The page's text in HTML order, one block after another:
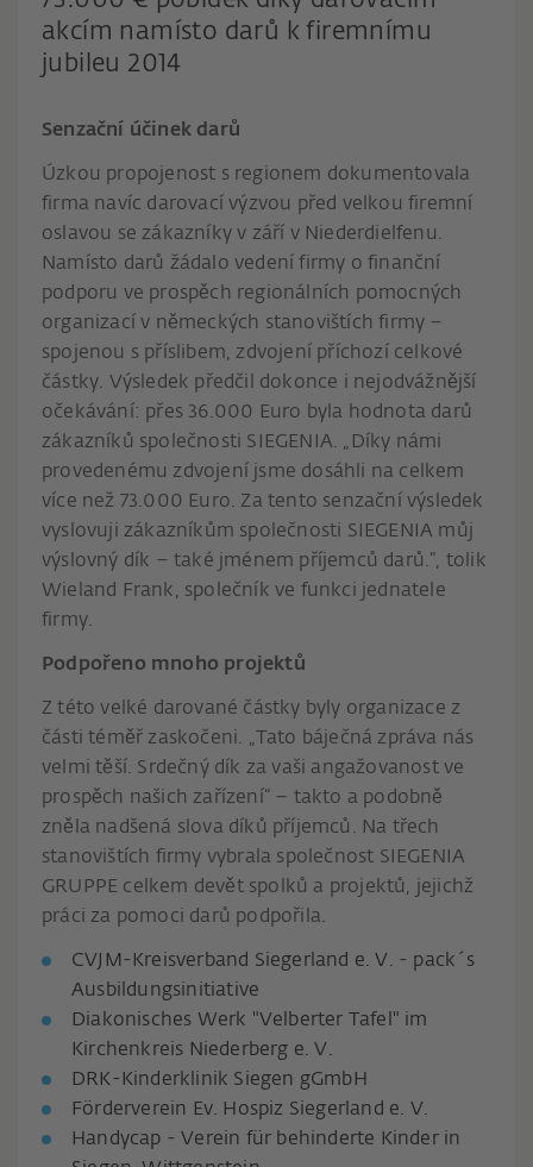
akcím namísto darů k firemnímu
jubileu 2014
Senzační účinek darů
Úzkou propojenost s regionem dokumentovala
firma navíc darovací výzvou před velkou firemní
oslavou se zákazníky v září v Niederdielfenu.
Namísto darů žádalo vedení firmy o finanční
podporu ve prospěch regionálních pomocných
organizací v německých stanovištích firmy –
spojenou s příslibem, zdvojení příchozí celkové
částky. Výsledek předčil dokonce i nejodvážnější
očekávání: přes 36.000 Euro byla hodnota darů
zákazníků společnosti SIEGENIA. „Díky námi
provedenému zdvojení jsme dosáhli na celkem
více než 73.000 Euro. Za tento senzační výsledek
vyslovuji zákazníkům společnosti SIEGENIA můj
výslovný dík – také jménem příjemců darů.“, tolik
Wieland Frank, společník ve funkci jednatele
firmy.
Podpořeno mnoho projektů
Z této velké darované částky byly organizace z
části téměř zaskočeni. „Tato báječná zpráva nás
velmi těší. Srdečný dík za vaši angažovanost ve
prospěch našich zařízení“ – takto a podobně
zněla nadšená slova díků příjemců. Na třech
stanovištích firmy vybrala společnost SIEGENIA
GRUPPE celkem devět spolků a projektů, jejichž
práci za pomoci darů podpořila.
CVJM-Kreisverband Siegerland e. V. - pack´s
Ausbildungsinitiative
Diakonisches Werk "Velberter Tafel" im
Kirchenkreis Niederberg e. V.
DRK-Kinderklinik Siegen gGmbH
Förderverein Ev. Hospiz Siegerland e. V.
Handycap - Verein für behinderte Kinder in